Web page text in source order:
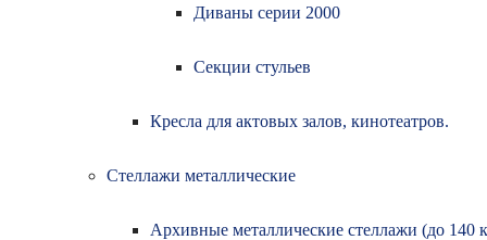
Диваны серии 2000
Секции стульев
Кресла для актовых залов, кинотеатров.
Стеллажи металлические
Архивные металлические стеллажи (до 140